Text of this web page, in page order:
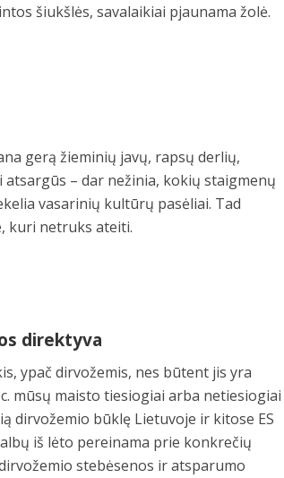
šiukšlės, savalaikiai pjaunama žolė.
gerą žieminių javų, rapsų derlių,
– dar nežinia, kokių staigmenų
vasarinių kultūrų pasėliai. Tad
kuri netruks ateiti.
direktyva
ypač dirvožemis, nes būtent jis yra
mūsų maisto tiesiogiai arba netiesiogiai
dirvožemio būklę Lietuvoje ir kitose ES
iš lėto pereinama prie konkrečių
stebėsenos ir atsparumo